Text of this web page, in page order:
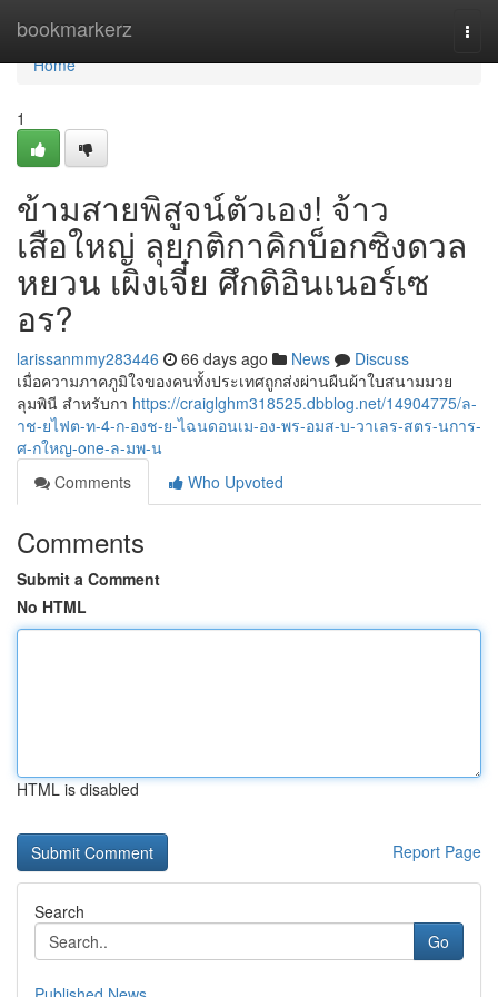
bookmarkerz
Home
Home
1
ข้ามสายพิสูจน์ตัวเอง! จ้าว
เสือใหญ่ ลุยกติกาคิกบ็อกซิงดวล
หยวน เผิงเจี๋ย ศึกดิอินเนอร์เซ
อร?
larissanmmy283446 66 days ago News
Discuss
เมื่อความภาคภูมิใจของคนทั้งประเทศถูกส่งผ่านผืนผ้าใบสนามมวย
ลุมพินี สำหรับกา https://craiglghm318525.dbblog.net/14904775/ล-
าช-ยไฟต-ท-4-ก-องช-ย-ไฉนดอนเม-อง-พร-อมส-บ-วาเลร-สตร-นการ-
ศ-กใหญ-one-ล-มพ-น
Comments
Who Upvoted
Comments
Submit a Comment
No HTML
HTML is disabled
Report Page
Search
Go